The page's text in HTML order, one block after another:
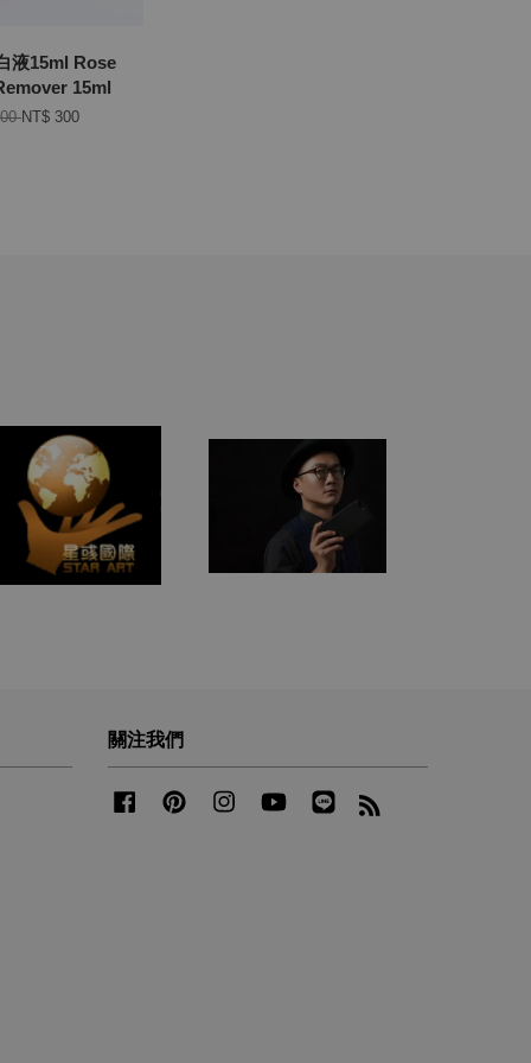
液15ml Rose
15ml
NT$ 300
關注我們
FacebookPinterest InstagramYouTube Line